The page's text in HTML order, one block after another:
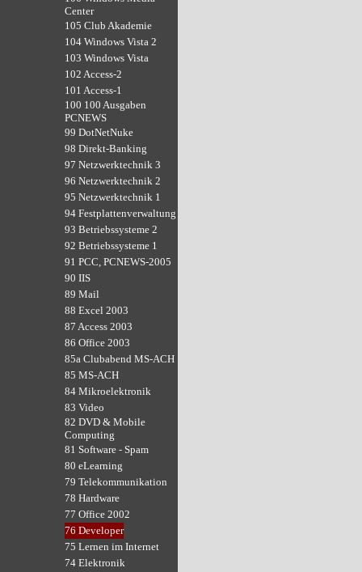
Center
105 Club Akademie
104 Windows Vista 2
103 Windows Vista
102 Access-2
101 Access-1
100 100 Ausgaben
PCNEWS
99 DotNetNuke
98 Direkt-Banking
97 Netzwerktechnik 3
96 Netzwerktechnik 2
95 Netzwerktechnik 1
94 Festplattenverwaltung
93 Betriebssysteme 2
92 Betriebssysteme 1
91 PCC, PCNEWS-2005
90 IIS
89 Mail
88 Excel 2003
87 Access 2003
86 Office 2003
85a Clubabend MS-ACH
85 MS-ACH
84 Mikroelektronik
83 Video
82 DVD & Mobile
Computing
81 Software - Spam
80 eLearning
79 Telekommunikation
78 Hardware
77 Office 2002
76 Developer
75 Lernen im Internet
74 Elektronik